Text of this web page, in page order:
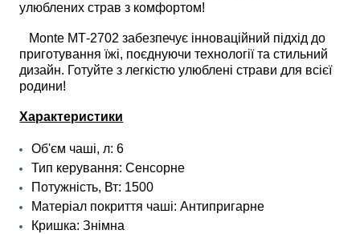
улюблених страв з комфортом!
Monte МТ-2702 забезпечує інноваційний підхід до
приготування їжі, поєднуючи технології та стильний
дизайн. Готуйте з легкістю улюблені страви для всієї
родини!
Характеристики
Об'єм чаші, л:6
Тип керування:Сенсорне
Потужність, Вт: 1500
Матеріал покриття чаші:Антипригарне
Кришка:Знімна